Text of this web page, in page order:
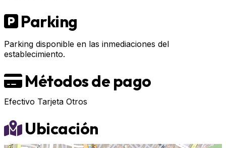
Parking
Parking disponible en las inmediaciones del
establecimiento.
Métodos de pago
Efectivo Tarjeta Otros
Ubicación